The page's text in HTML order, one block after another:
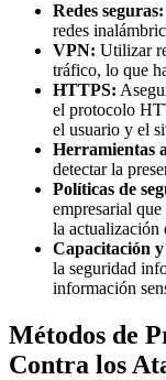
Redes seguras:
redes
VPN: Utilizar
tráfico, lo que
HTTPS:
el protocolo
el usuario y el
Herramientas
detectar la
Políticas de
empresarial
la actualización
Capacitación
la seguridad
información
Métodos de
Contra los